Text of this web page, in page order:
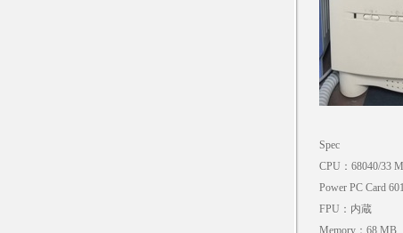
Spec
CPU：68040/33
Power PC Card
FPU：内蔵
Memory：68 MB